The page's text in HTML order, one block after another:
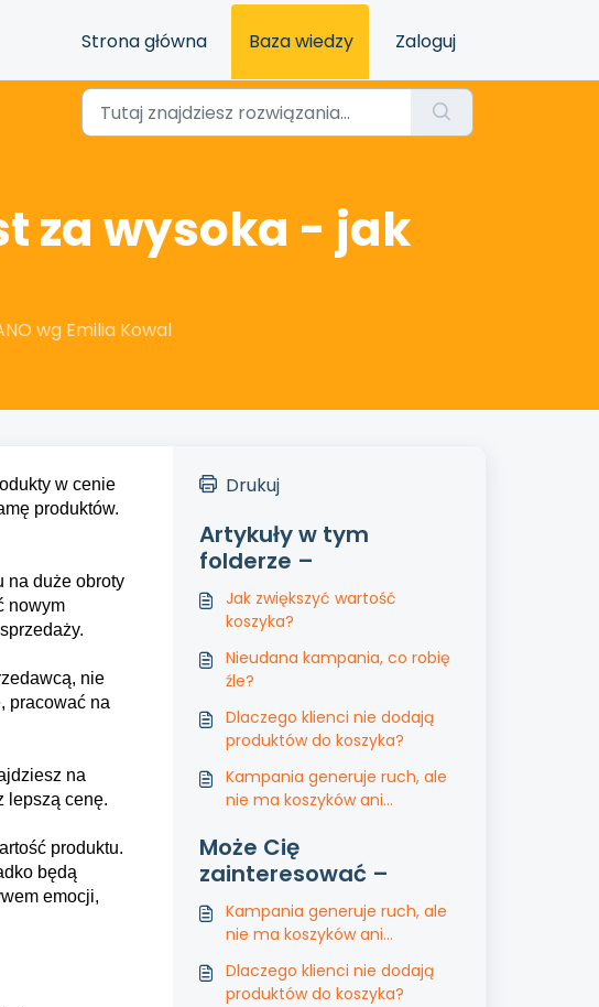
Strona główna Baza wiedzy Zaloguj
za wysoka - jak
wg Emilia Kowal
w cenie
produktów.
na duże obroty
nowym
nie
pracować na
na
lepszą cenę.
produktu.
będą
emocji,
Drukuj
Artykuły w tym
folderze –
Jak zwiększyć wartość
koszyka?
Nieudana kampania, co robię
źle?
Dlaczego klienci nie dodają
produktów do koszyka?
Kampania generuje ruch, ale
nie ma koszyków ani
Może Cię
zainteresować –
Kampania generuje ruch, ale
nie ma koszyków ani
Dlaczego klienci nie dodają
produktów do koszyka?